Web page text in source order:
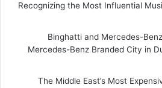
Recognizing the Most Influential
Binghatti and Mercedes-
Mercedes-Benz Branded City in
The Middle East’s Most